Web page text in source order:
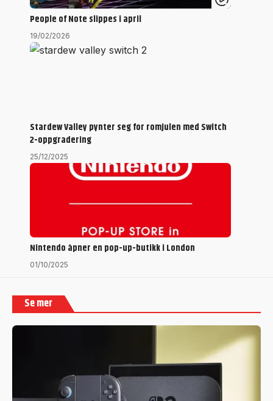
People of Note slippes i april
19/02/2026
Stardew Valley pynter seg for romjulen med Switch
2-oppgradering
25/12/2025
Nintendo åpner en pop-up-butikk i London
01/10/2025
Se mer